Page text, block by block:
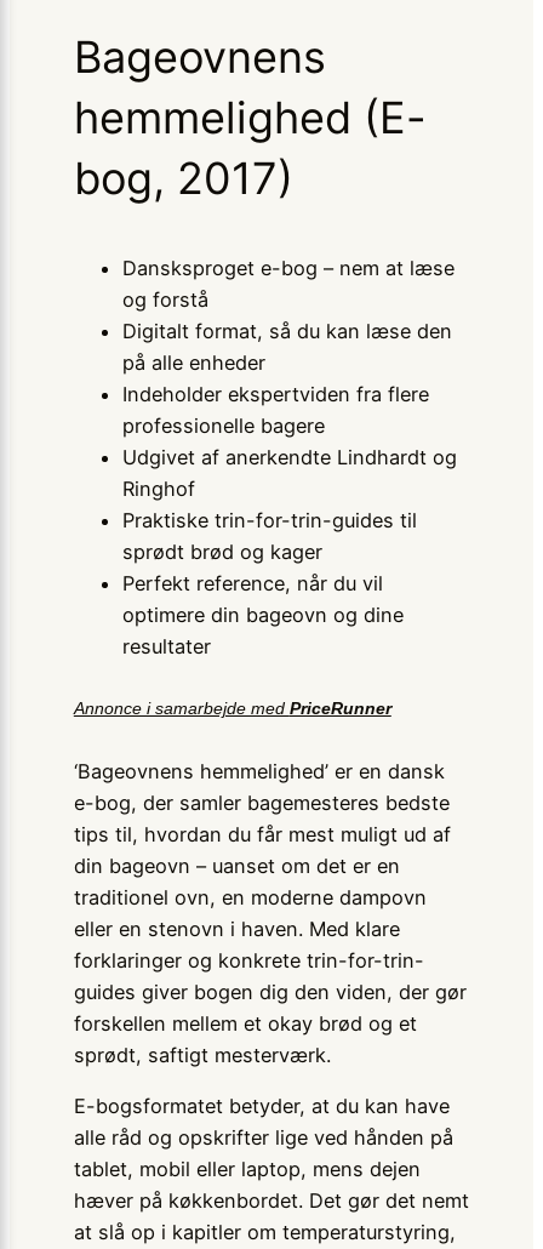
Bageovnens
hemmelighed (E-
bog, 2017)
Dansksproget e-bog – nem at læse
og forstå
Digitalt format, så du kan læse den
på alle enheder
Indeholder ekspertviden fra flere
professionelle bagere
Udgivet af anerkendte Lindhardt og
Ringhof
Praktiske trin-for-trin-guides til
sprødt brød og kager
Perfekt reference, når du vil
optimere din bageovn og dine
resultater
Annonce i samarbejde med PriceRunner
‘Bageovnens hemmelighed’ er en dansk
e-bog, der samler bagemesteres bedste
tips til, hvordan du får mest muligt ud af
din bageovn – uanset om det er en
traditionel ovn, en moderne dampovn
eller en stenovn i haven. Med klare
forklaringer og konkrete trin-for-trin-
guides giver bogen dig den viden, der gør
forskellen mellem et okay brød og et
sprødt, saftigt mesterværk.
E-bogsformatet betyder, at du kan have
alle råd og opskrifter lige ved hånden på
tablet, mobil eller laptop, mens dejen
hæver på køkkenbordet. Det gør det nemt
at slå op i kapitler om temperaturstyring,